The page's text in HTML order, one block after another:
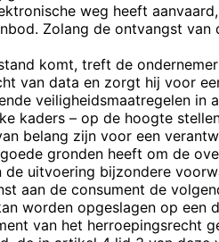
weg heeft
Zolang de ontvangst
komt, treft de
van data en zorgt hij voor
veiligheidsmaatregelen in
kaders – op de hoogte
belang zijn voor een
gronden heeft om de
uitvoering bijzondere
aan de consument de
worden opgeslagen op een
van het herroepingsrecht